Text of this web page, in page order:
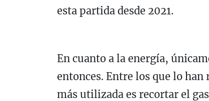
esta partida desde 2021.
En cuanto a la energía,
entonces. Entre los que lo han
más utilizada es recortar el